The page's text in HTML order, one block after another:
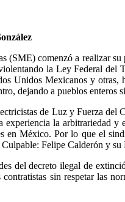
(SME) comenzó a realizar
la Ley Federal del
Unidos Mexicanos y
dejando a pueblos enteros
de Luz y Fuerza del
la arbitrariedad y
en México. Por lo que el
Felipe Calderón y
del decreto ilegal de
sin respetar las